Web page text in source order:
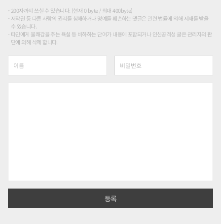
200자까지 쓰실 수 있습니다. (현재 0 byte / 최대 400byte)
저작권 등 다른 사람의 권리를 침해하거나 명예를 훼손하는 댓글은 관련 법률에 의해 제재를 받을
수 있습니다.
타인에게 불쾌감을 주는 욕설 등 비하하는 단어가 내용에 포함되거나 인신공격성 글은 관리자의 판
단에 의해 삭제 합니다.